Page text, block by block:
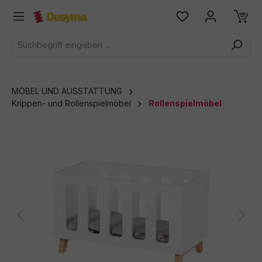
springen
MÖBEL UND AUSSTATTUNG
Krippen- und Rollenspielmöbel
Rollenspielmöbel